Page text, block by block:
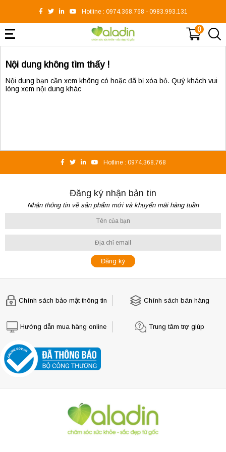
Hotline : 0974.368.768 - 0983.993.131
0
Nội dung không tìm thấy !
Nội dung bạn cần xem không có hoặc đã bị xóa bỏ. Quý khách vui
lòng xem nội dung khác
Hotline : 0974.368.768
Đăng ký nhận bản tin
Nhận thông tin về sản phẩm mới và khuyến mãi hàng tuần
Chính sách bảo mật thông tin Chính sách bán hàng
Hướng dẫn mua hàng online Trung tâm trợ giúp